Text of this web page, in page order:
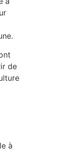
de
à